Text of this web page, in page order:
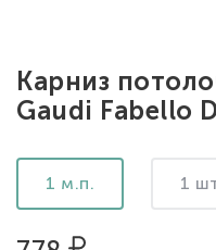
Карниз
Gaudi Fabello
1 м.п. 1